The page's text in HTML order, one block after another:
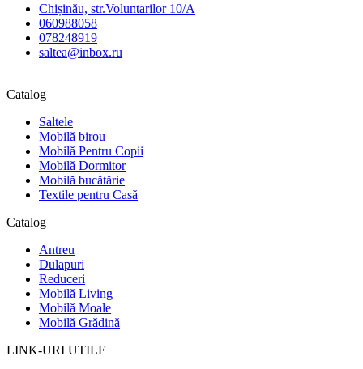
Chișinău, str.Voluntarilor 10/A
060988058
078248919
saltea@inbox.ru
Catalog
Saltele
Mobilă birou
Mobilă Pentru Copii
Mobilă Dormitor
Mobilă bucătărie
Textile pentru Casă
Catalog
Antreu
Dulapuri
Reduceri
Mobilă Living
Mobilă Moale
Mobilă Grădină
LINK-URI UTILE